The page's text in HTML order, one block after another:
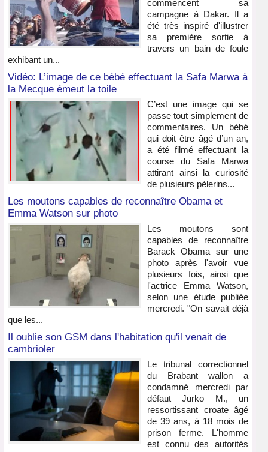
commencent sa
campagne à Dakar. Il a
été très inspiré d'illustrer
sa première sortie à
travers un bain de foule
exhibant un...
Vidéo: L’image de ce bébé effectuant la Safa Marwa à
la Mecque émeut la toile
C’est une image qui se
passe tout simplement de
commentaires. Un bébé
qui doit être âgé d’un an,
a été filmé effectuant la
course du Safa Marwa
attirant ainsi la curiosité
de plusieurs pèlerins...
Les moutons capables de reconnaître Obama et
Emma Watson sur photo
Les moutons sont
capables de reconnaître
Barack Obama sur une
photo après l'avoir vue
plusieurs fois, ainsi que
l'actrice Emma Watson,
selon une étude publiée
mercredi. "On savait déjà
que les...
Il oublie son GSM dans l'habitation qu'il venait de
cambrioler
Le tribunal correctionnel
du Brabant wallon a
condamné mercredi par
défaut Jurko M., un
ressortissant croate âgé
de 39 ans, à 18 mois de
prison ferme. L'homme
est connu des autorités